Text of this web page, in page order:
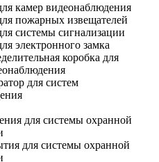
камер видеонаблюдения
пожарных извещателей
системы сигнализации
электронного замка
коробка для
для систем
для системы охранной
для системы охранной